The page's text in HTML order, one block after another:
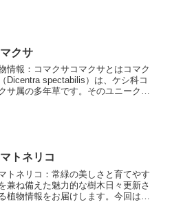
クサ
情報：コマクサコマクサとはコマク
Dicentra spectabilis）は、ケシ科コ
サ属の多年草です。そのユニークな
トネリコ
トネリコ：常緑の美しさと育てやす
兼ね備えた魅力的な樹木日々更新さ
植物情報をお届けします。今回は、